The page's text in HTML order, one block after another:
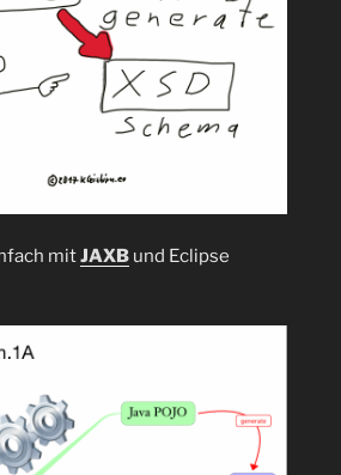
mitJAXB und Eclipse